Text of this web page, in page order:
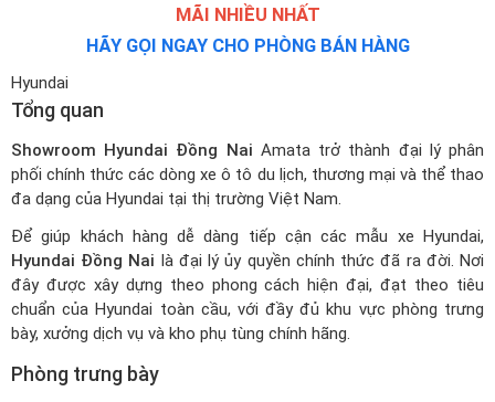
MÃI NHIỀU NHẤT
HÃY GỌI NGAY CHO PHÒNG BÁN HÀNG
Hyundai
Tổng quan
Showroom Hyundai Đồng Nai Amata trở thành đại lý phân
phối chính thức các dòng xe ô tô du lịch, thương mại và thể thao
đa dạng của Hyundai tại thị trường Việt Nam.
Để giúp khách hàng dễ dàng tiếp cận các mẫu xe Hyundai,
Hyundai Đồng Nai là đại lý ủy quyền chính thức đã ra đời. Nơi
đây được xây dựng theo phong cách hiện đại, đạt theo tiêu
chuẩn của Hyundai toàn cầu, với đầy đủ khu vực phòng trưng
bày, xưởng dịch vụ và kho phụ tùng chính hãng.
Phòng trưng bày